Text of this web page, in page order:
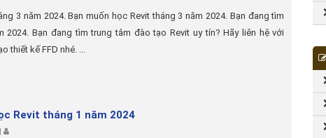
3 năm 2024. Bạn muốn học Revit tháng 3 năm 2024. Bạn đang tìm
2024. Bạn đang tìm trung tâm đào tạo Revit uy tín? Hãy liên hệ với
thiết kế FFD nhé. ...
Revit tháng 1 năm 2024